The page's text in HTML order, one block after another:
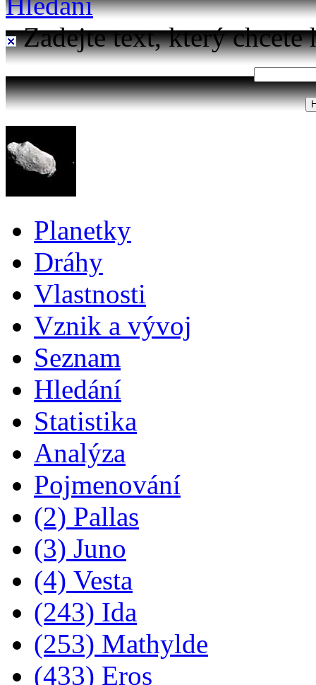
Zadejte text, který chcete
Planetky
Dráhy
Vlastnosti
Vznik a vývoj
Seznam
Hledání
Statistika
Analýza
Pojmenování
(2) Pallas
(3) Juno
(4) Vesta
(243) Ida
(253) Mathylde
(433) Eros